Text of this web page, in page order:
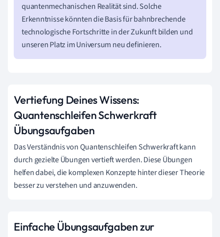
quantenmechanischen Realität sind. Solche
Erkenntnisse könnten die Basis für bahnbrechende
technologische Fortschritte in der Zukunft bilden und
unseren Platz im Universum neu definieren.
Vertiefung Deines Wissens:
Quantenschleifen Schwerkraft
Übungsaufgaben
Das Verständnis von Quantenschleifen Schwerkraft kann
durch gezielte Übungen vertieft werden. Diese Übungen
helfen dabei, die komplexen Konzepte hinter dieser Theorie
besser zu verstehen und anzuwenden.
Einfache Übungsaufgaben zur